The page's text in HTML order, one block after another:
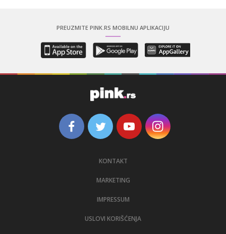
PREUZMITE PINK.RS MOBILNU APLIKACIJU
KONTAKT
MARKETING
IMPRESSUM
USLOVI KORIŠĆENJA